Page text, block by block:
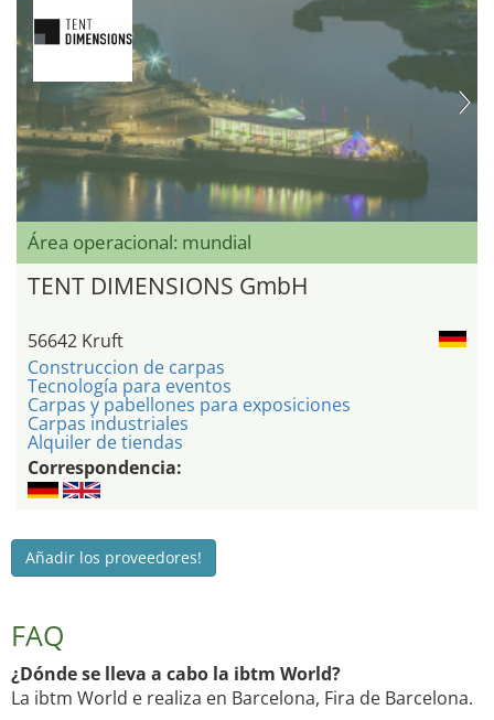
Área operacional: mundial
TENT DIMENSIONS GmbH
56642 Kruft
Construccion de carpas
Tecnología para eventos
Carpas y pabellones para exposiciones
Carpas industriales
Alquiler de tiendas
Correspondencia:
Añadir los proveedores!
FAQ
¿Dónde se lleva a cabo la ibtm World?
La ibtm World e realiza en Barcelona, Fira de Barcelona.